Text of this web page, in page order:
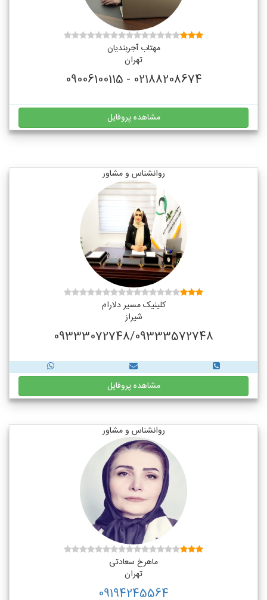
مهتاب آجربندیان
تهران
02188208674 - 09006100115
مشاهده پروفایل
روانشناس و مشاور
کلینیک مسیر دلارام
شیراز
09333072748/09333572748
مشاهده پروفایل
روانشناس و مشاور
ماهرخ سعادتی
تهران
09194245564